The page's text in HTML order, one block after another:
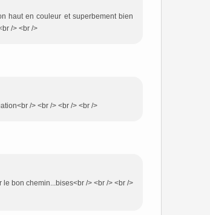
haut en couleur et superbement bien
/> <br />
/> <br /> <br /> <br />
bon chemin...bises<br /> <br /> <br />